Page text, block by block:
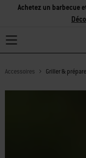
Achetez un barbecue
Accessoires Griller &